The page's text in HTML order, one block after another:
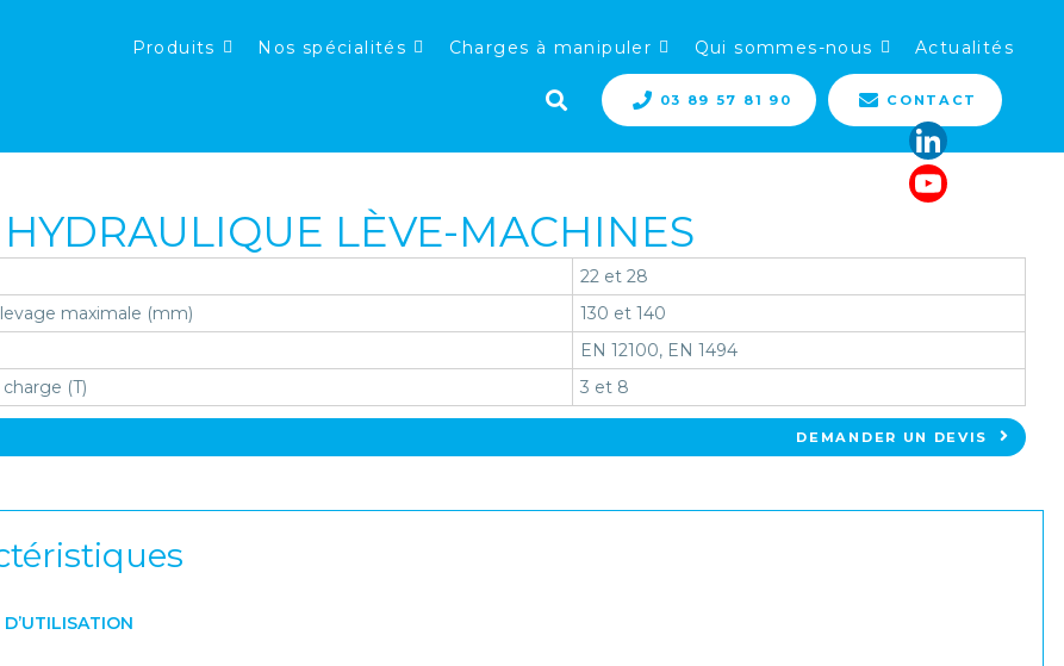
Produits Nos spécialités Charges à manipuler Qui sommes-nous Actualités
03 89 57 81 90 CONTACT
HYDRAULIQUE LÈVE-MACHINES
22 et 28
maximale (mm)
130 et 140
EN 12100, EN 1494
(T)
3 et 8
DEMANDER UN DEVIS